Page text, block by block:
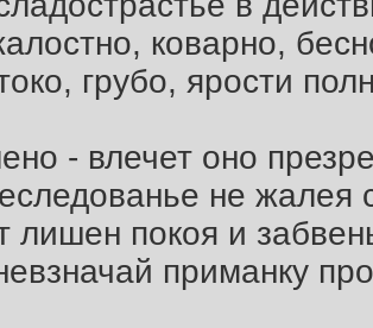
коварно,
грубо, ярости
- влечет оно
не жалея
лишен покоя и
приманку